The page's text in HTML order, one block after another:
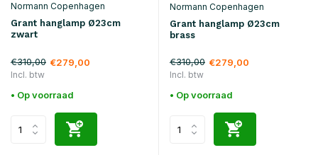
Normann Copenhagen
Grant hanglamp Ø23cm
zwart
€310,00 €279,00
Incl. btw
• Op voorraad
Normann Copenhagen
Grant hanglamp Ø23cm
brass
€310,00 €279,00
Incl. btw
• Op voorraad